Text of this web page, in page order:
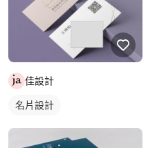
佳設計
名片設計